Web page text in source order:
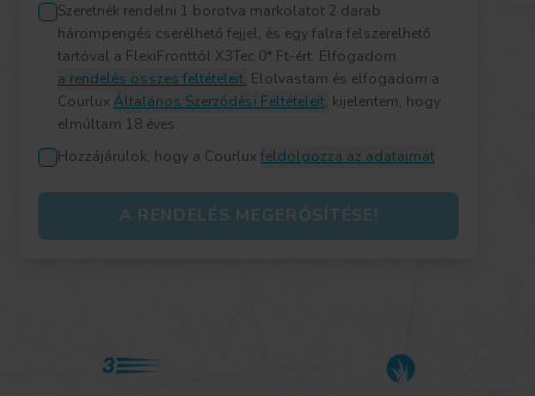
Szeretnék rendelni 1 borotva markolatot 2 darab
hárompengés cserélhető fejjel, és egy falra felszerelhető
tartóval a FlexiFronttól X3Tec 0* Ft-ért. Elfogadom
a rendelés összes feltételeit. Elolvastam és elfogadom a
Courlux Általános Szerződési Feltételeit, kijelentem, hogy
elmúltam 18 éves
Hozzájárulok, hogy a Courlux feldolgozza az adataimat
A RENDELÉS MEGERŐSÍTÉSE!